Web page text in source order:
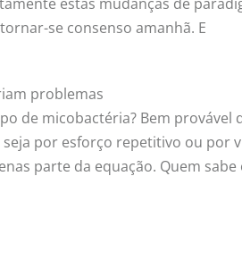
se consenso amanhã. E
problemas
de micobactéria? Bem provável
por esforço repetitivo ou por
parte da equação. Quem sabe